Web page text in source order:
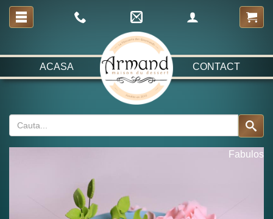
ACASA CONTACT
Fabulos